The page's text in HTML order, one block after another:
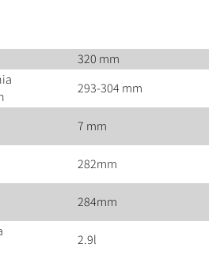
320 mm
293-304 mm
7 mm
282mm
284mm
2.9l